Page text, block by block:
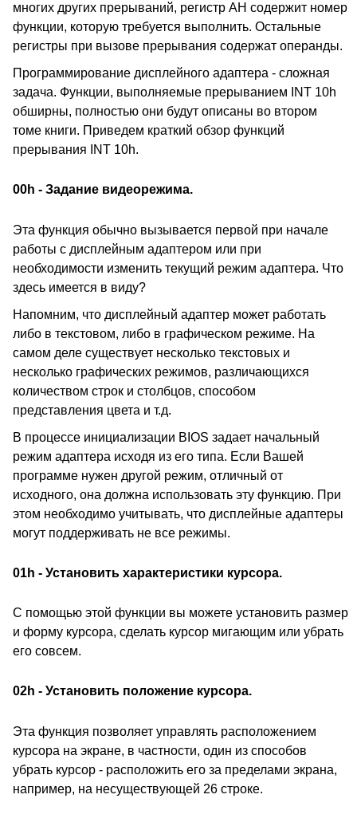
многих других прерываний, регистр AH содержит номер
функции, которую требуется выполнить. Остальные
регистры при вызове прерывания содержат операнды.
Программирование дисплейного адаптера - сложная
задача. Функции, выполняемые прерыванием INT 10h
обширны, полностью они будут описаны во втором
томе книги. Приведем краткий обзор функций
прерывания INT 10h.
00h - Задание видеорежима.
Эта функция обычно вызывается первой при начале
работы с дисплейным адаптером или при
необходимости изменить текущий режим адаптера. Что
здесь имеется в виду?
Напомним, что дисплейный адаптер может работать
либо в текстовом, либо в графическом режиме. На
самом деле существует несколько текстовых и
несколько графических режимов, различающихся
количеством строк и столбцов, способом
представления цвета и т.д.
В процессе инициализации BIOS задает начальный
режим адаптера исходя из его типа. Если Вашей
программе нужен другой режим, отличный от
исходного, она должна использовать эту функцию. При
этом необходимо учитывать, что дисплейные адаптеры
могут поддерживать не все режимы.
01h - Установить характеристики курсора.
С помощью этой функции вы можете установить размер
и форму курсора, сделать курсор мигающим или убрать
его совсем.
02h - Установить положение курсора.
Эта функция позволяет управлять расположением
курсора на экране, в частности, один из способов
убрать курсор - расположить его за пределами экрана,
например, на несуществующей 26 строке.